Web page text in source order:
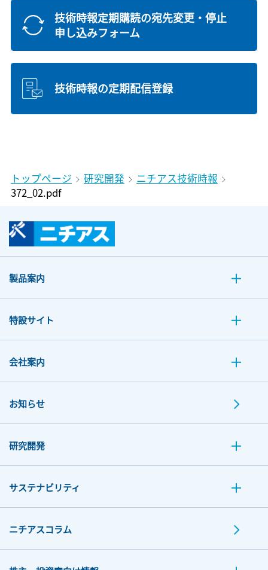
技術時報定期購読の宛先変更・停止
申し込みフォーム
技術時報の定期配信登録
トップページ 研究開発
ニチアス技術時報
372_02.pdf
製品案内
特設サイト
会社案内
お知らせ
研究開発
サステナビリティ
ニチアスコラム